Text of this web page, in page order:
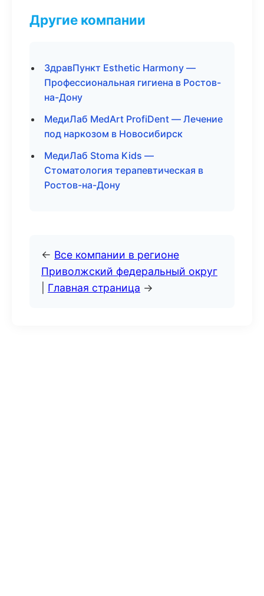
Другие компании
ЗдравПункт Esthetic Harmony —
Профессиональная гигиена в Ростов-
на-Дону
МедиЛаб MedArt ProfiDent — Лечение
под наркозом в Новосибирск
МедиЛаб Stoma Kids —
Стоматология терапевтическая в
Ростов-на-Дону
← Все компании в регионе
Приволжский федеральный округ
Главная страница →